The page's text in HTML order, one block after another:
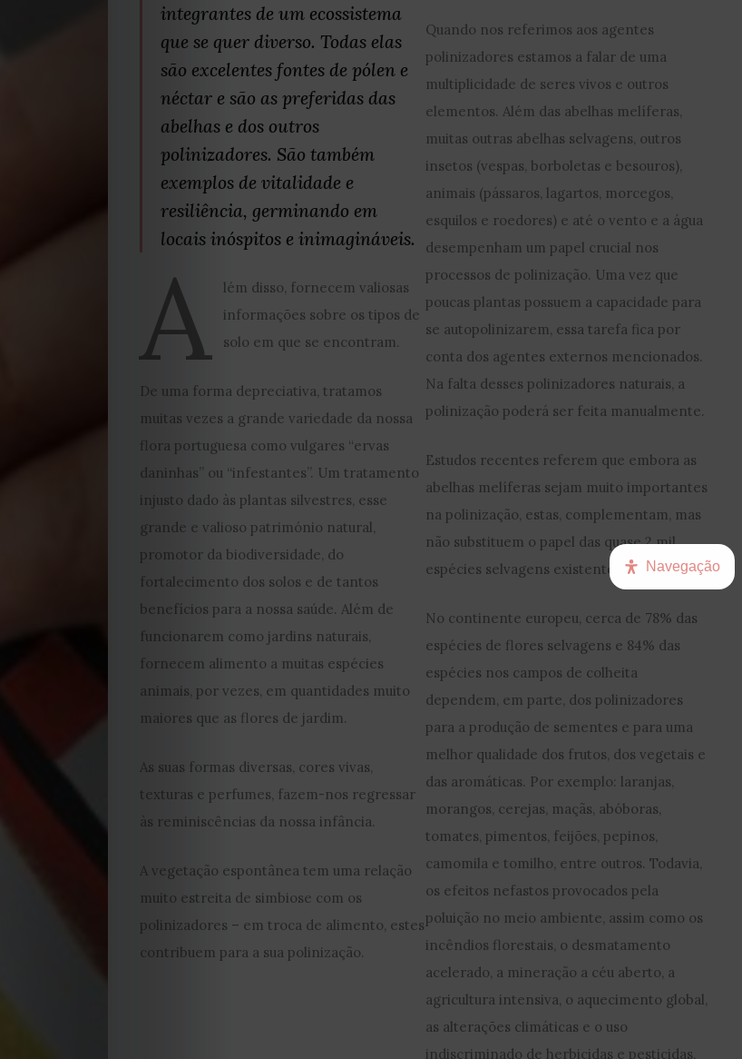
EDIÇÃO
DE
JULHO
2026
2025
2024
2023
2022
2021
Obras
de
Capa
Contactos
Estatuto
Editorial
integrantes de um ecossistema
que se quer diverso. Todas elas
são excelentes fontes de pólen e
néctar e são as preferidas das
abelhas e dos outros
polinizadores. São também
exemplos de vitalidade e
resiliência, germinando em
locais inóspitos e inimagináveis.
A
lém disso, fornecem valiosas
informações sobre os tipos de
solo em que se encontram.
De uma forma depreciativa, tratamos
muitas vezes a grande variedade da nossa
flora portuguesa como vulgares “ervas
daninhas” ou “infestantes”. Um tratamento
injusto dado às plantas silvestres, esse
grande e valioso património natural,
promotor da biodiversidade, do
fortalecimento dos solos e de tantos
benefícios para a nossa saúde. Além de
funcionarem como jardins naturais,
fornecem alimento a muitas espécies
animais, por vezes, em quantidades muito
maiores que as flores de jardim.
As suas formas diversas, cores vivas,
texturas e perfumes, fazem-nos regressar
às reminiscências da nossa infância.
A vegetação espontânea tem uma relação
muito estreita de simbiose com os
polinizadores – em troca de alimento, estes
contribuem para a sua polinização.
Quando nos referimos aos agentes
polinizadores estamos a falar de uma
multiplicidade de seres vivos e outros
elementos. Além das abelhas melíferas,
muitas outras abelhas selvagens, outros
insetos (vespas, borboletas e besouros),
animais (pássaros, lagartos, morcegos,
esquilos e roedores) e até o vento e a água
desempenham um papel crucial nos
processos de polinização. Uma vez que
poucas plantas possuem a capacidade para
se autopolinizarem, essa tarefa fica por
conta dos agentes externos mencionados.
Na falta desses polinizadores naturais, a
polinização poderá ser feita manualmente.
Estudos recentes referem que embora as
abelhas melíferas sejam muito importantes
na polinização, estas, complementam, mas
não substituem o papel das quase 2 mil
espécies selvagens existentes na Europa.
No continente europeu, cerca de 78% das
espécies de flores selvagens e 84% das
espécies nos campos de colheita
dependem, em parte, dos polinizadores
para a produção de sementes e para uma
melhor qualidade dos frutos, dos vegetais e
das aromáticas. Por exemplo: laranjas,
morangos, cerejas, maçãs, abóboras,
tomates, pimentos, feijões, pepinos,
camomila e tomilho, entre outros. Todavia,
os efeitos nefastos provocados pela
poluição no meio ambiente, assim como os
incêndios florestais, o desmatamento
acelerado, a mineração a céu aberto, a
agricultura intensiva, o aquecimento global,
as alterações climáticas e o uso
indiscriminado de herbicidas e pesticidas,
Navegação